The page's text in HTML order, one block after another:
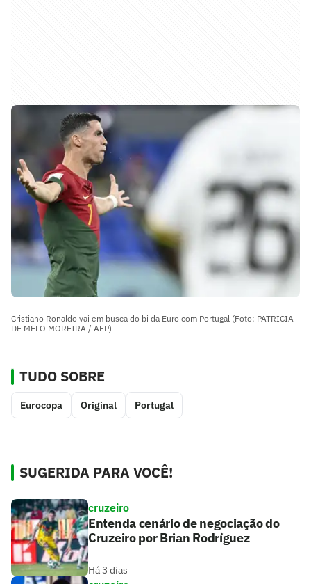
Cristiano Ronaldo vai em busca do bi da Euro com Portugal (Foto: PATRICIA
DE MELO MOREIRA / AFP)
TUDO SOBRE
Eurocopa Original Portugal
SUGERIDA PARA VOCÊ!
cruzeiro
Entenda cenário de negociação do
Cruzeiro por Brian Rodríguez
Há 3 dias